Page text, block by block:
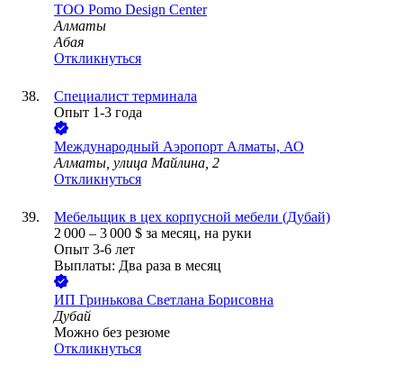
ТОО Pomo Design Center
Алматы
Абая
Откликнуться
Специалист терминала
Опыт 1-3 года
Международный Аэропорт Алматы, АО
Алматы, улица Майлина, 2
Откликнуться
Мебельщик в цех корпусной мебели (Дубай)
2 000 – 3 000 $ за месяц, на руки
Опыт 3-6 лет
Выплаты: Два раза в месяц
ИП Гринькова Светлана Борисовна
Дубай
Можно без резюме
Откликнуться